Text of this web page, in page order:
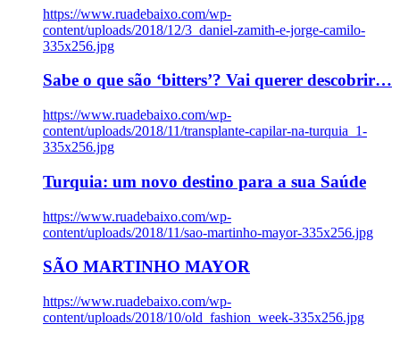
https://www.ruadebaixo.com/wp-
content/uploads/2018/12/3_daniel-zamith-e-jorge-camilo-
335x256.jpg
Sabe o que são ‘bitters’? Vai querer descobrir…
https://www.ruadebaixo.com/wp-
content/uploads/2018/11/transplante-capilar-na-turquia_1-
335x256.jpg
Turquia: um novo destino para a sua Saúde
https://www.ruadebaixo.com/wp-
content/uploads/2018/11/sao-martinho-mayor-335x256.jpg
SÃO MARTINHO MAYOR
https://www.ruadebaixo.com/wp-
content/uploads/2018/10/old_fashion_week-335x256.jpg